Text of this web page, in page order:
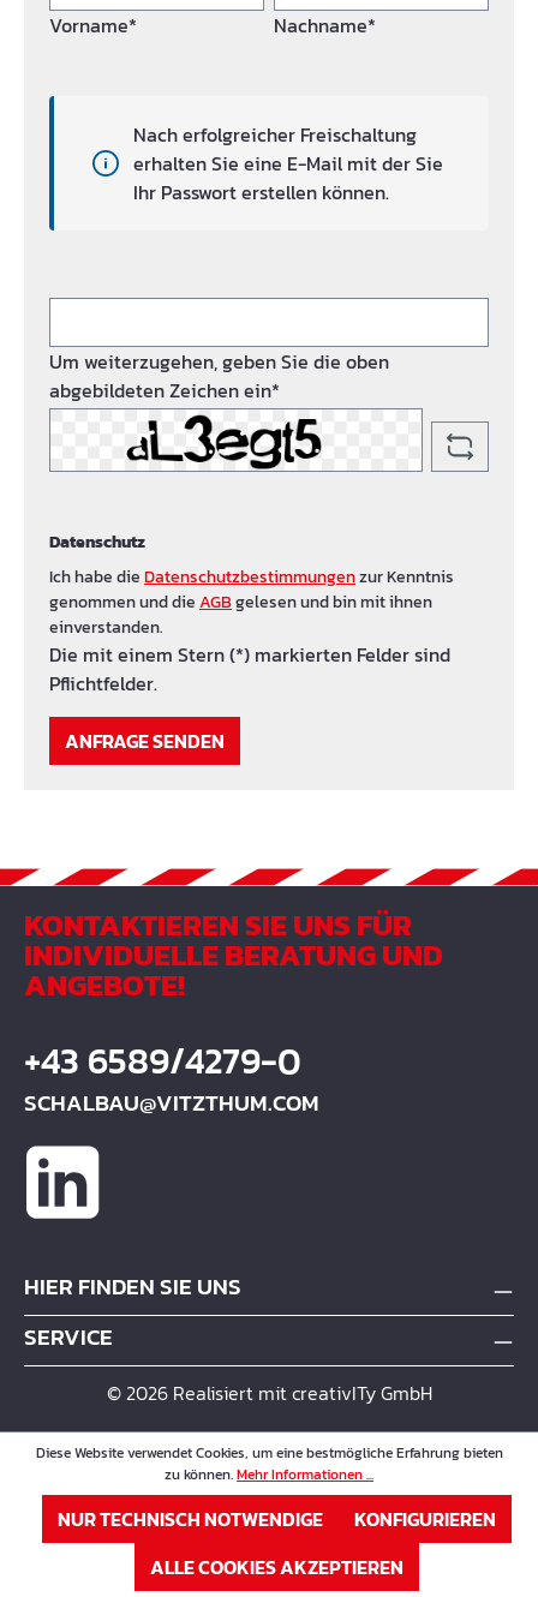
Vorname* Nachname*
Nach erfolgreicher Freischaltung
erhalten Sie eine E-Mail mit der Sie
Ihr Passwort erstellen können.
Um weiterzugehen, geben Sie die oben
abgebildeten Zeichen ein*
Datenschutz
Ich habe dieDatenschutzbestimmungenzur Kenntnis
genommen und dieAGBgelesen und bin mit ihnen
einverstanden.
Die mit einem Stern (*) markierten Felder sind
Pflichtfelder.
ANFRAGE SENDEN
KONTAKTIEREN SIE UNS FÜR
INDIVIDUELLE BERATUNG UND
ANGEBOTE!
+43 6589/4279-0
SCHALBAU@VITZTHUM.COM
HIER FINDEN SIE UNS
SERVICE
© 2026 Realisiert mit creativITy GmbH
Diese Website verwendet Cookies, um eine bestmögliche Erfahrung bieten
zu können.Mehr Informationen ...
NUR TECHNISCH NOTWENDIGE
KONFIGURIEREN
ALLE COOKIES AKZEPTIEREN